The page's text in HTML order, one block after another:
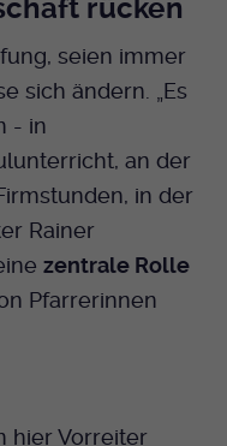
rücken
seien immer
sich ändern. „Es
- in
an der
in der
Rainer
zentrale Rolle
Pfarrerinnen
hier Vorreiter